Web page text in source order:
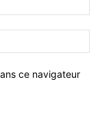
ce navigateur